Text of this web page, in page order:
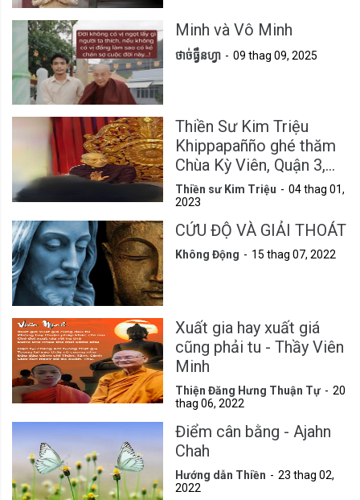
Minh và Vô Minh
ថាច់ធ្វឹនហ្វា 09 thag 09, 2025
Thiền Sư Kim Triệu
Khippapañño ghé thăm
Chùa Kỳ Viên, Quận 3,
Tp.HCM
Thiền sư Kim Triệu
04 thag 01,
2023
CỨU ĐỘ VÀ GIẢI THOÁT
Không Động 15 thag 07, 2022
Xuất gia hay xuất giá
cũng phải tu - Thầy Viên
Minh
Thiện Đăng Hưng Thuận Tự
20
thag 06, 2022
Điểm cân bằng - Ajahn
Chah
Hướng dẫn Thiền
23 thag 02,
2022